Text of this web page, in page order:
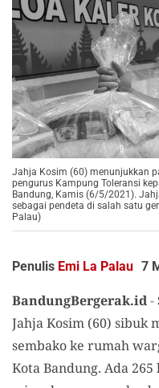
Jahja Kosim (60) menunjukkan
pengurus Kampung Toleransi
Bandung, Kamis (6/5/2021).
sebagai pendeta di salah satu
Palau)
Penulis Emi La Palau 7
BandungBergerak.id-
Jahja Kosim (60) sibuk
sembako ke rumah
Kota Bandung. Ada